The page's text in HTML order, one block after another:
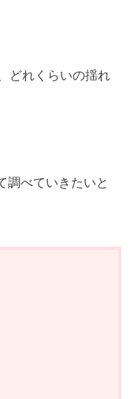
どれくらいの揺れ
調べていきたいと